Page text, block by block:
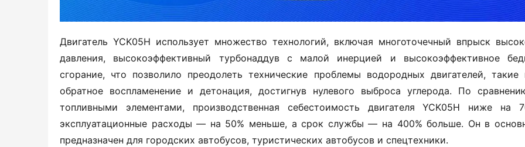
Двигатель YCK05H использует множество технологий, включая многоточечный впрыск
давления, высокоэффективный турбонаддув с малой инерцией и высокоэффективное
сгорание, что позволило преодолеть технические проблемы водородных двигателей, такие
обратное воспламенение и детонация, достигнув нулевого выброса углерода. По
топливными элементами, производственная себестоимость двигателя YCK05H ниже на
эксплуатационные расходы — на 50% меньше, а срок службы — на 400% больше. Он в
предназначен для городских автобусов, туристических автобусов и спецтехники.